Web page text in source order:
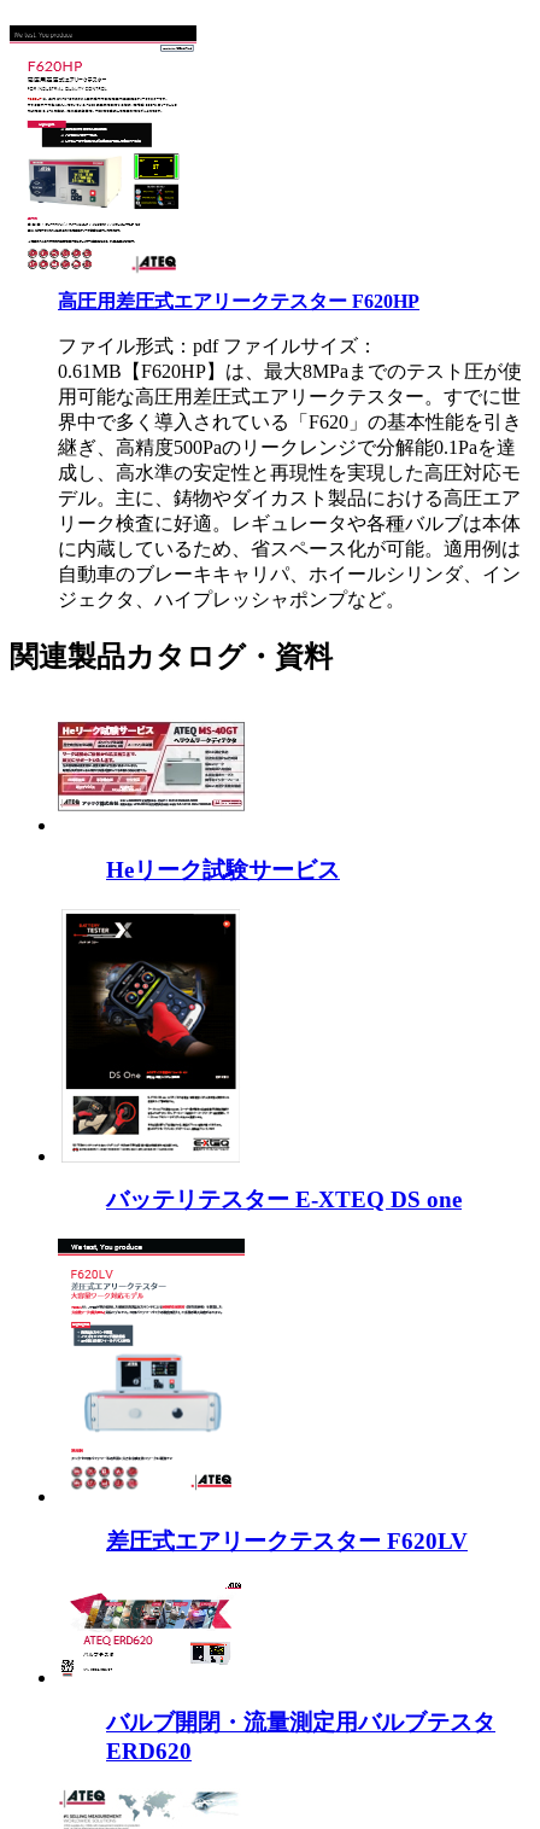
高圧用差圧式エアリークテスター F620HP
ファイル形式：pdf ファイルサイズ：
0.61MB 【F620HP】は、最大8MPaまでのテスト圧が使
用可能な高圧用差圧式エアリークテスター。すでに世
界中で多く導入されている「F620」の基本性能を引き
継ぎ、高精度500Paのリークレンジで分解能0.1Paを達
成し、高水準の安定性と再現性を実現した高圧対応モ
デル。主に、鋳物やダイカスト製品における高圧エア
リーク検査に好適。レギュレータや各種バルブは本体
に内蔵しているため、省スペース化が可能。適用例は
自動車のブレーキキャリパ、ホイールシリンダ、イン
ジェクタ、ハイプレッシャポンプなど。
関連製品カタログ・資料
Heリーク試験サービス
バッテリテスター E-XTEQ DS one
差圧式エアリークテスター F620LV
バルブ開閉・流量測定用バルブテスタ
ERD620